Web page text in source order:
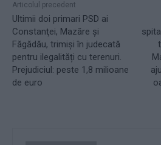
Articolul precedent
Ultimii doi primari PSD ai
Constanţei, Mazăre şi
Făgădău, trimişi în judecată
pentru ilegalități cu terenuri.
Prejudiciul: peste 1,8 milioane
de euro